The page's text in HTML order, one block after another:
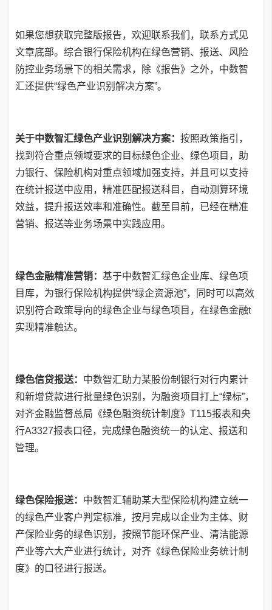
如果您想获取完整版报告，欢迎联系我们，联系方式见
文章底部。综合银行保险机构在绿色营销、报送、风险
防控业务场景下的相关需求，除《报告》之外，中数智
汇还提供“绿色产业识别解决方案”。
关于中数智汇绿色产业识别解决方案： 按照政策指引，
找到符合重点领域要求的目标绿色企业、绿色项目，助
力银行、保险机构对重点领域加强支持，并且可以支持
在统计报送中应用，精准匹配报送科目，自动测算环境
效益，提升报送效率和准确性。截至目前，已经在精准
营销、报送等业务场景中实践应用。
绿色金融精准营销： 基于中数智汇绿色企业库、绿色项
目库，为银行保险机构提供“绿企资源池”，同时可以高效
识别符合政策导向的绿色企业与绿色项目，在绿色金融t
实现精准触达。
绿色信贷报送： 中数智汇助力某股份制银行对行内累计
和新增贷款进行批量绿色识别，为融资项目打上“绿标”，
对齐金融监督总局《绿色融资统计制度》T115报表和央
行A3327报表口径，完成绿色融资统一的认定、报送和
管理。
绿色保险报送： 中数智汇辅助某大型保险机构建立统一
的绿色产业客户判定标准，按月完成以企业为主体、财
产保险业务的绿色识别，按照节能环保产业、清洁能源
产业等六大产业进行统计，对齐《绿色保险业务统计制
度》的口径进行报送。